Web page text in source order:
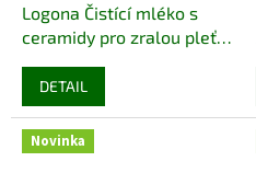
Logona Čistící mléko s
ceramidy pro zralou pleť
DETAIL
Novinka